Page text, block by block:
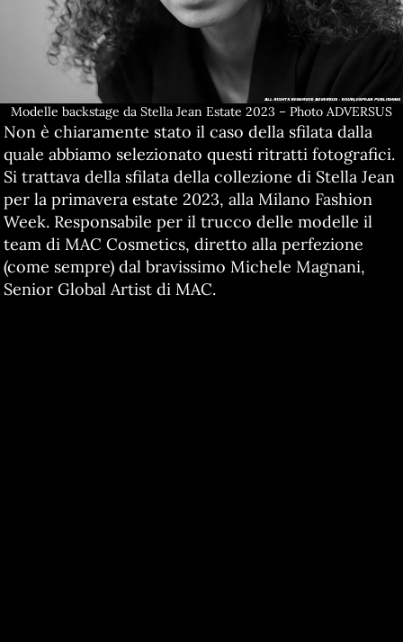
Modelle backstage da Stella Jean Estate 2023 – Photo ADVERSUS
Non è chiaramente stato il caso della sfilata dalla
quale abbiamo selezionato questi ritratti fotografici.
Si trattava della sfilata della collezione di Stella Jean
per la primavera estate 2023, alla Milano Fashion
Week. Responsabile per il trucco delle modelle il
team di MAC Cosmetics, diretto alla perfezione
(come sempre) dal bravissimo Michele Magnani,
Senior Global Artist di MAC.